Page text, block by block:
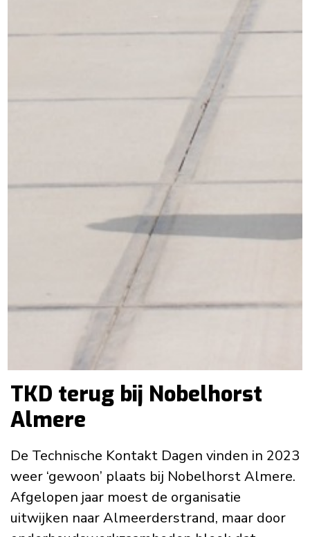
TKD terug bij Nobelhorst
Almere
De Technische Kontakt Dagen vinden in 2023
weer ‘gewoon’ plaats bij Nobelhorst Almere.
Afgelopen jaar moest de organisatie
uitwijken naar Almeerderstrand, maar door